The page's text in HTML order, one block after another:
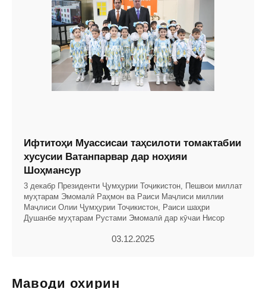
Ифтитоҳи Муассисаи таҳсилоти томактабии
хусусии Ватанпарвар дар ноҳияи
Шоҳмансур
3 декабр Президенти Ҷумҳурии Тоҷикистон, Пешвои миллат
муҳтарам Эмомалӣ Раҳмон ва Раиси Маҷлиси миллии
Маҷлиси Олии Ҷумҳурии Тоҷикистон, Раиси шаҳри
Душанбе муҳтарам Рустами Эмомалӣ дар кӯчаи Нисор
03.12.2025
Маводи охирин